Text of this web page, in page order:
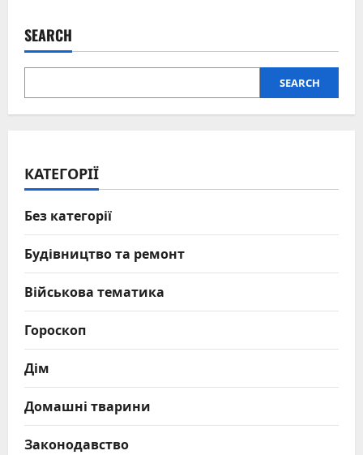
SEARCH
SEARCH
КАТЕГОРІЇ
Без категорії
Будівництво та ремонт
Військова тематика
Гороскоп
Дім
Домашні тварини
Законодавство